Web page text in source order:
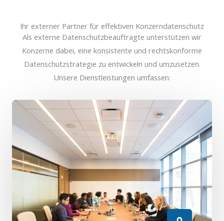
Ihr externer Partner für effektiven Konzerndatenschutz
Als externe Datenschutzbeauftragte unterstützen wir
Konzerne dabei, eine konsistente und rechtskonforme
Datenschutzstrategie zu entwickeln und umzusetzen.
Unsere Dienstleistungen umfassen: